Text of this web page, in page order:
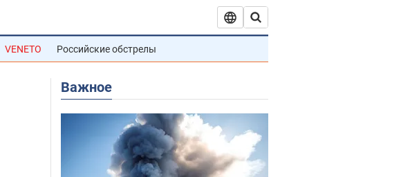
VENETO Российские обстрелы
Важное